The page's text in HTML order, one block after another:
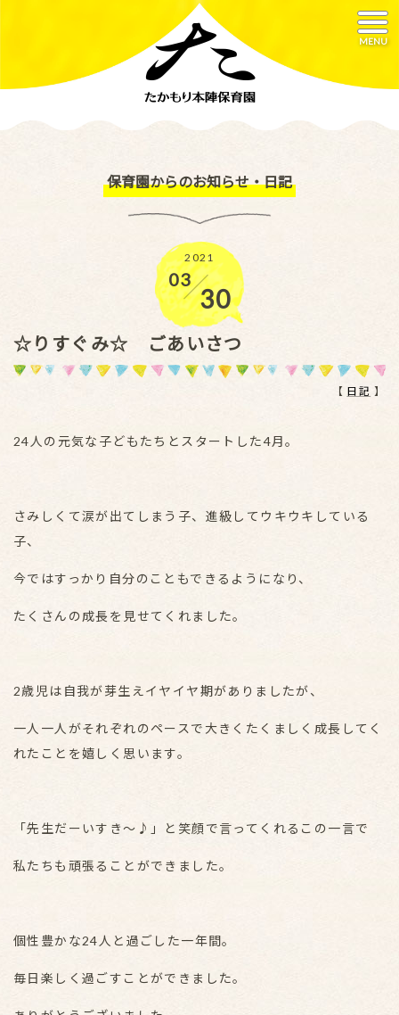
MENU
保育園からのお知らせ・日記
2021
03／30
☆りすぐみ☆ ごあいさつ
【 日記 】
24人の元気な子どもたちとスタートした4月。
さみしくて涙が出てしまう子、進級してウキウキしている
子、
今ではすっかり自分のこともできるようになり、
たくさんの成長を見せてくれました。
2歳児は自我が芽生えイヤイヤ期がありましたが、
一人一人がそれぞれのペースで大きくたくましく成長してく
れたことを嬉しく思います。
「先生だーいすき〜♪」と笑顔で言ってくれるこの一言で
私たちも頑張ることができました。
個性豊かな24人と過ごした一年間。
毎日楽しく過ごすことができました。